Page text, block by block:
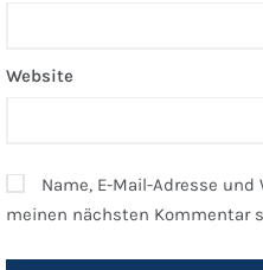
Website
Name, E-Mail-Adresse
meinen nächsten Kommentar